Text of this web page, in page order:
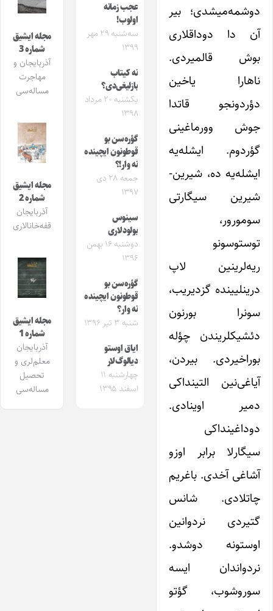
دوشمه‌میشدی؛ بیر
آن دا دوداقلاری
بوش قالمیردی.
ناهارا یاخین
دؤردونجو قاتدا
جوش وورماغینی
گؤردوم. ایشله‌یه
ایشله‌یه ده، شیرین-
شیرین سیگارتی
سومورور،
توستوسونو
ریه‌لرینین لاپ
درینلیینده گزدیریب،
سونرا بورنون
دئشیکلریندن چؤله
بوراخیردی. بیردن،
آیاغی‌نین التینداکی
دمیر اوینادی.
دوداغینداکی
سیگارلا برابر اوزو
آشاغی آخدی. باغریم
چاتلادی. شانس
گتیردی نردوانین
اوستونه دوشدو.
نردواندان ایسه
سوروشوب، گؤتو
عجب زمانه
اولوب!
سه‌شنبه ۲۹ مهر
۱۳۹۹
نه کیتاب
بازلیغی‌دی؟
یکشنبه ۲۰ مرداد
۱۳۹۸
گؤره‌سن بو
قوطونون ایچینده
نه وار!؟
جمعه ۲۸ دی
۱۳۹۷
سینوس
بولودلاری
دوشنبه ۱۶ بهمن
۱۳۹۶
گؤره‌سن بو
قوطونون ایچینده
نه وار؟
شنبه ۳ تیر ۱۳۹۶
ایاق اوستو
دیالوگ‌لار
چهارشنبه ۱۱
اسفند ۱۳۹۵
مجله ایشیق
شماره 3
آذربایجان و
مهاجرت
مساله‌سی
مجله ایشیق
شماره 2
آذربایجان
قفه‌خانالاری
مجله ایشیق
شماره 1
آذربایجان
معلم‌لری و
تحصیل
مساله‌سی